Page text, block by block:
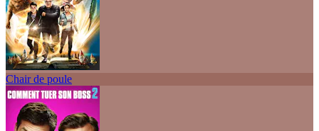
Chair de poule